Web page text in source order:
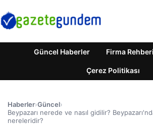
Güncel Haberler Firma Rehberi
Çerez Politikası
Haberler›Güncel›
Beypazarı nerede ve nasıl gidilir?
nereleridir?